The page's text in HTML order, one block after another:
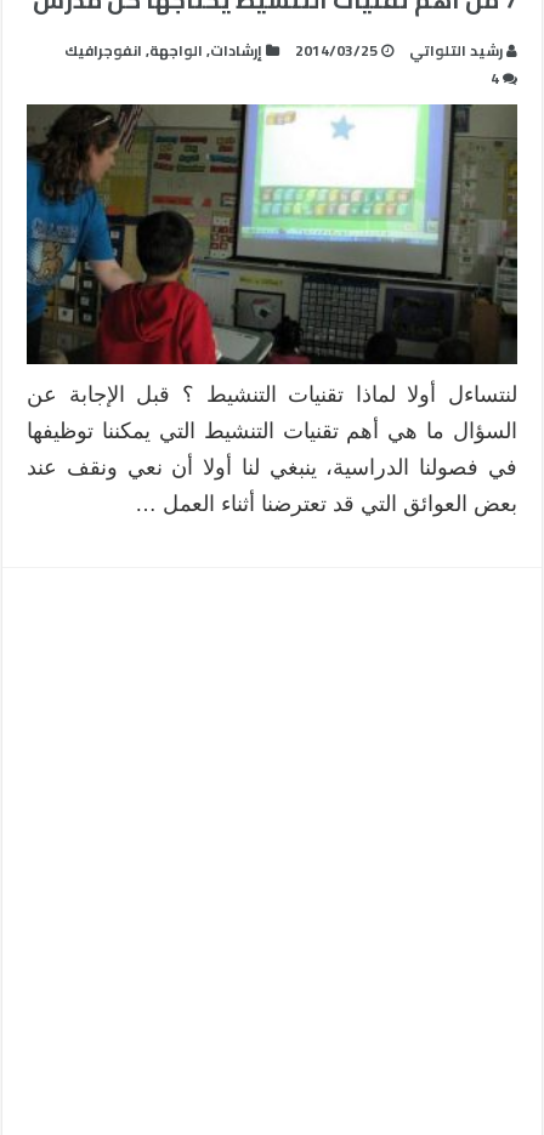
رشيد التلواتي 2014/03/25 إرشادات,الواجهة,انفوجرافيك
4
لنتساءل أولا لماذا تقنيات التنشيط ؟ قبل الإجابة عن
السؤال ما هي أهم تقنيات التنشيط التي يمكننا توظيفها
في فصولنا الدراسية، ينبغي لنا أولا أن نعي ونقف عند
بعض العوائق التي قد تعترضنا أثناء العمل …